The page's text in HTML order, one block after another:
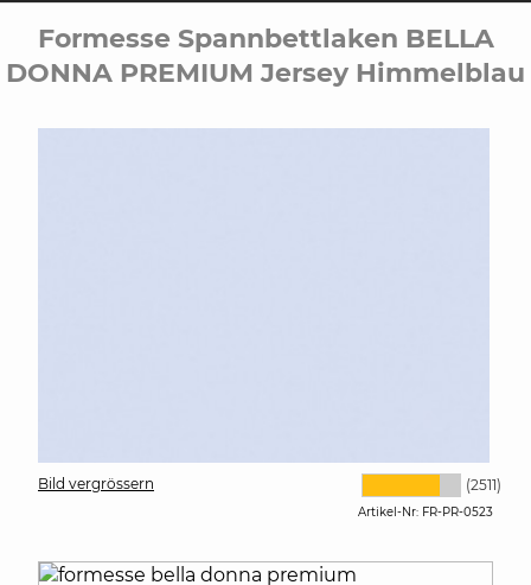
Formesse Spannbettlaken BELLA
DONNA PREMIUM Jersey Himmelblau
Bild vergrössern (2511)
Artikel-Nr: FR-PR-0523